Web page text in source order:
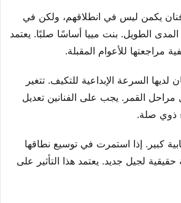
فنان يكمن ليس في انطلاقهم، ولكن في
الطويل. بنت مييا أساسًا صلبًا. يعتمد
مراجعتها للأعوام المقبلة.
السرعة الإبداعية للتكيف. تتغير
القمر. يجب على الفنانين تعديل
ذوي صلة.
كبير. إذا استمرت في توسيع نطاقها
لجيل جديد. يعتمد هذا التأثير على